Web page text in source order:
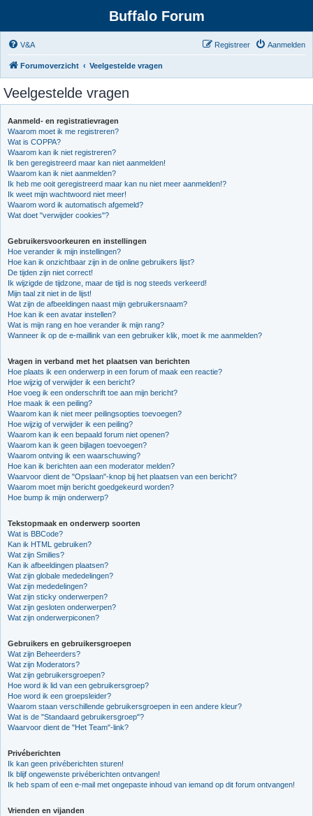
Buffalo Forum
V&A Aanmelden
Registreer
Forumoverzicht Veelgestelde vragen
Veelgestelde vragen
Aanmeld- en registratievragen
Waarom moet ik me registreren?
Wat is COPPA?
Waarom kan ik niet registreren?
Ik ben geregistreerd maar kan niet aanmelden!
Waarom kan ik niet aanmelden?
Ik heb me ooit geregistreerd maar kan nu niet meer aanmelden!?
Ik weet mijn wachtwoord niet meer!
Waarom word ik automatisch afgemeld?
Wat doet "verwijder cookies"?
Gebruikersvoorkeuren en instellingen
Hoe verander ik mijn instellingen?
Hoe kan ik onzichtbaar zijn in de online gebruikers lijst?
De tijden zijn niet correct!
Ik wijzigde de tijdzone, maar de tijd is nog steeds verkeerd!
Mijn taal zit niet in de lijst!
Wat zijn de afbeeldingen naast mijn gebruikersnaam?
Hoe kan ik een avatar instellen?
Wat is mijn rang en hoe verander ik mijn rang?
Wanneer ik op de e-maillink van een gebruiker klik, moet ik me aanmelden?
Vragen in verband met het plaatsen van berichten
Hoe plaats ik een onderwerp in een forum of maak een reactie?
Hoe wijzig of verwijder ik een bericht?
Hoe voeg ik een onderschrift toe aan mijn bericht?
Hoe maak ik een peiling?
Waarom kan ik niet meer peilingsopties toevoegen?
Hoe wijzig of verwijder ik een peiling?
Waarom kan ik een bepaald forum niet openen?
Waarom kan ik geen bijlagen toevoegen?
Waarom ontving ik een waarschuwing?
Hoe kan ik berichten aan een moderator melden?
Waarvoor dient de "Opslaan"-knop bij het plaatsen van een bericht?
Waarom moet mijn bericht goedgekeurd worden?
Hoe bump ik mijn onderwerp?
Tekstopmaak en onderwerp soorten
Wat is BBCode?
Kan ik HTML gebruiken?
Wat zijn Smilies?
Kan ik afbeeldingen plaatsen?
Wat zijn globale mededelingen?
Wat zijn mededelingen?
Wat zijn sticky onderwerpen?
Wat zijn gesloten onderwerpen?
Wat zijn onderwerpiconen?
Gebruikers en gebruikersgroepen
Wat zijn Beheerders?
Wat zijn Moderators?
Wat zijn gebruikersgroepen?
Hoe word ik lid van een gebruikersgroep?
Hoe word ik een groepsleider?
Waarom staan verschillende gebruikersgroepen in een andere kleur?
Wat is de "Standaard gebruikersgroep"?
Waarvoor dient de "Het Team"-link?
Privéberichten
Ik kan geen privéberichten sturen!
Ik blijf ongewenste privéberichten ontvangen!
Ik heb spam of een e-mail met ongepaste inhoud van iemand op dit forum ontvangen!
Vrienden en vijanden